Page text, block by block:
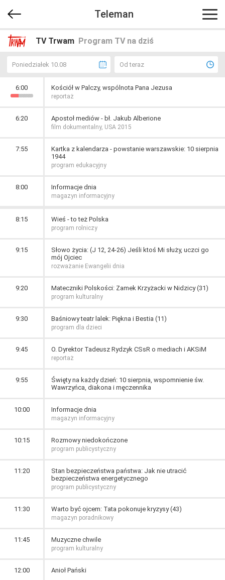
Teleman
TV Trwam Program TV na dziś
Poniedziałek 10.08 Od teraz
6:00 Kościół w Palczy, wspólnota Pana Jezusa
reportaż
6:20 Apostoł mediów - bł. Jakub Alberione
film dokumentalny, USA 2015
7:55
Kartka z kalendarza - powstanie warszawskie: 10 sierpnia
1944
program edukacyjny
8:00 Informacje dnia
magazyn informacyjny
8:15 Wieś - to też Polska
program rolniczy
9:15
Słowo życia: (J 12, 24-26) Jeśli ktoś Mi służy, uczci go
mój Ojciec
rozważanie Ewangelii dnia
9:20 Mateczniki Polskości: Zamek Krzyżacki w Nidzicy (31)
program kulturalny
9:30 Baśniowy teatr lalek: Piękna i Bestia (11)
program dla dzieci
9:45 O. Dyrektor Tadeusz Rydzyk CSsR o mediach i AKSiM
reportaż
9:55
Święty na każdy dzień: 10 sierpnia, wspomnienie św.
Wawrzyńca, diakona i męczennika
10:00 Informacje dnia
magazyn informacyjny
10:15 Rozmowy niedokończone
program publicystyczny
11:20
Stan bezpieczeństwa państwa: Jak nie utracić
bezpieczeństwa energetycznego
program publicystyczny
11:30 Warto być ojcem: Tata pokonuje kryzysy (43)
magazyn poradnikowy
11:45 Muzyczne chwile
program kulturalny
12:00 Anioł Pański